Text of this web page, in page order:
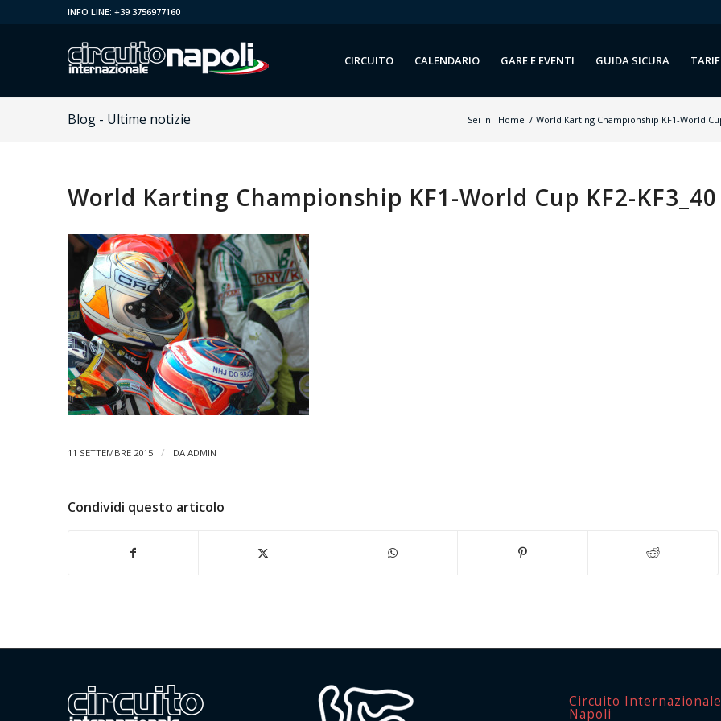
INFO LINE: +39 3756977160
CIRCUITO CALENDARIO GARE E EVENTI GUIDA SICURA
Blog - Ultime notizie Sei in: Home / World Karting Championship KF1-World
World Karting Championship KF1-World Cup KF2-KF3_40
11 SETTEMBRE 2015 / DA ADMIN
Condividi questo articolo
Circuito Internazionale
Napoli